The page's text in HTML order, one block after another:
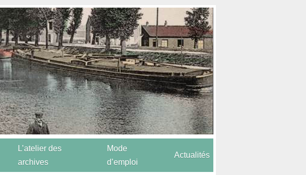
L’atelier des
archives
Mode
d’emploi
Actualités